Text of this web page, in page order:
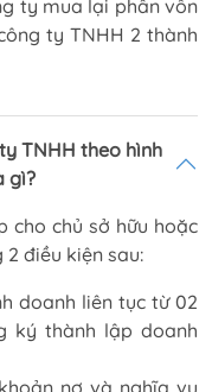
ty mua lại phần vốn
ty TNHH 2 thành
TNHH theo hình
gì?
cho chủ sở hữu hoặc
điều kiện sau:
doanh liên tục từ 02
ký thành lập doanh